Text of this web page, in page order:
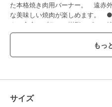
た本格焼き肉用バーナー。 遠赤
な美味しい焼肉が楽しめます。 ●
ウム合金、ブラス、樹脂 ゴム・
本体、焼アミ、収納ケース ●サ
量:3.5kg(焼アミを含む) ●出力
ブランド
サイズ